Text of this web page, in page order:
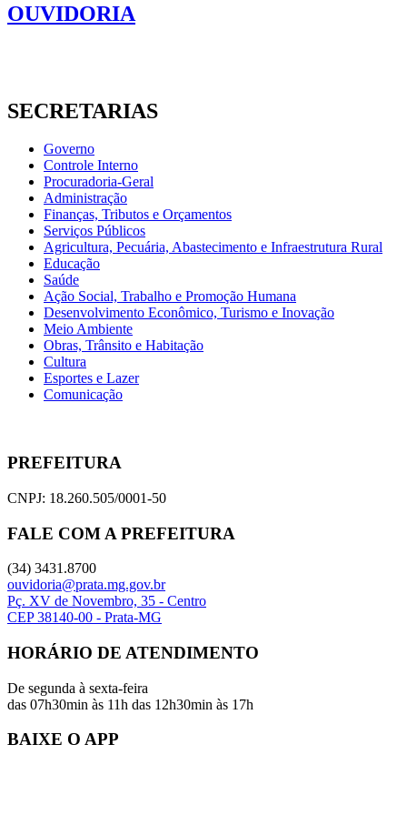
OUVIDORIA
SECRETARIAS
Governo
Controle Interno
Procuradoria-Geral
Administração
Finanças, Tributos e Orçamentos
Serviços Públicos
Agricultura, Pecuária, Abastecimento e Infraestrutura Rural
Educação
Saúde
Ação Social, Trabalho e Promoção Humana
Desenvolvimento Econômico, Turismo e Inovação
Meio Ambiente
Obras, Trânsito e Habitação
Cultura
Esportes e Lazer
Comunicação
PREFEITURA
CNPJ: 18.260.505/0001-50
FALE COM A PREFEITURA
(34) 3431.8700
ouvidoria@prata.mg.gov.br
Pç. XV de Novembro, 35 - Centro
CEP 38140-00 - Prata-MG
HORÁRIO DE ATENDIMENTO
De segunda à sexta-feira
das 07h30min às 11h das 12h30min às 17h
BAIXE O APP